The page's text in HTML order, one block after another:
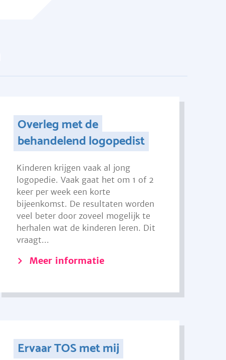
Overleg met de
behandelend logopedist
Kinderen krijgen vaak al jong
logopedie. Vaak gaat het om 1 of 2
keer per week een korte
bijeenkomst. De resultaten worden
veel beter door zoveel mogelijk te
herhalen wat de kinderen leren. Dit
vraagt...
Meer informatie
Ervaar TOS met mij